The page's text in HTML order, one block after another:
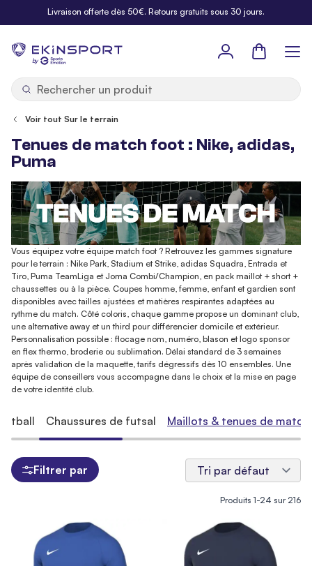
Allez au contenuLivraison offerte dès 50€. Retours gratuits sous 30 jours.
by
Panier
Voir tout Sur le terrain
Tenues de match foot : Nike, adidas,
Puma
Vous équipez votre équipe match foot ? Retrouvez les gammes signature
pour le terrain : Nike Park, Stadium et Strike, adidas Squadra, Entrada et
Tiro, Puma TeamLiga et Joma Combi/Champion, en pack maillot + short +
chaussettes ou à la pièce. Coupes homme, femme, enfant et gardien sont
disponibles avec tailles ajustées et matières respirantes adaptées au
rythme du match. Côté coloris, chaque gamme propose un dominant club,
une alternative away et un third pour différencier domicile et extérieur.
Personnalisation possible : flocage nom, numéro, blason et logo sponsor
en flex thermo, broderie ou sublimation. Délai standard de 3 semaines
après validation de la maquette, tarifs dégressifs dès 10 ensembles. Une
équipe de conseillers vous accompagne dans le choix et la mise en page
de votre identité club.
Produits 1-24 sur216
Chaussures de futsal Maillots & tenues de match
Filtrer par